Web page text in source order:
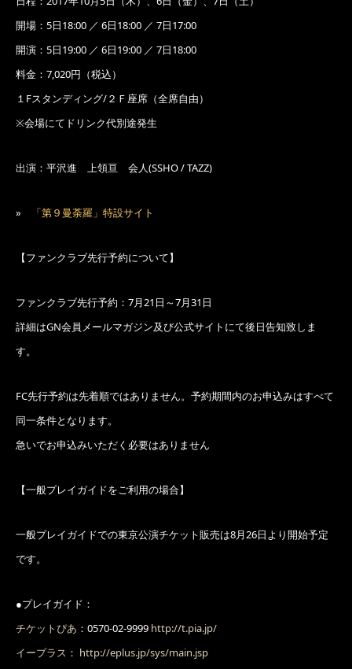
開場：5日18:00 ／ 6日18:00 ／ 7日17:00
開演：5日19:00 ／ 6日19:00 ／ 7日18:00
料金：7,020円（税込）
１Fスタンディング/２Ｆ座席（全席自由）
※会場にてドリンク代別途発生
出演：平沢進 上領亘 会人(SSHO / TAZZ)
» 「第９曼荼羅」特設サイト
【ファンクラブ先行予約について】
ファンクラブ先行予約： 7月21日～7月31日
詳細はGN会員メールマガジン及び公式サイトにて後日告知致しま
す。
FC先行予約は先着順ではありません。予約期間内のお申込みはすべて
同一条件となります。
急いでお申込みいただく必要はありません
【一般プレイガイドをご利用の場合】
一般プレイガイドでの東京公演チケット販売は8月26日より開始予定
です。
●プレイガイド：
チケットぴあ ：0570-02-9999 http://t.pia.jp/
イープラス ： http://eplus.jp/sys/main.jsp